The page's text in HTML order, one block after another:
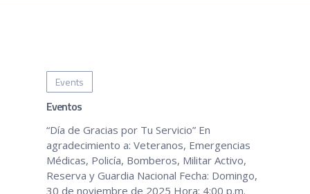
Events
Eventos
“Día de Gracias por Tu Servicio” En
agradecimiento a: Veteranos, Emergencias
Médicas, Policía, Bomberos, Militar Activo,
Reserva y Guardia Nacional Fecha: Domingo,
30 de noviembre de 2025 Hora: 4:00 p.m.